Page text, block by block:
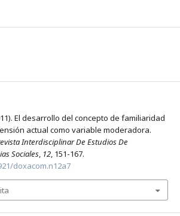
El desarrollo del concepto de familiaridad
actual como variable moderadora.
Interdisciplinar De Estudios De
Sociales, 12, 151-167.
doxacom.n12a7